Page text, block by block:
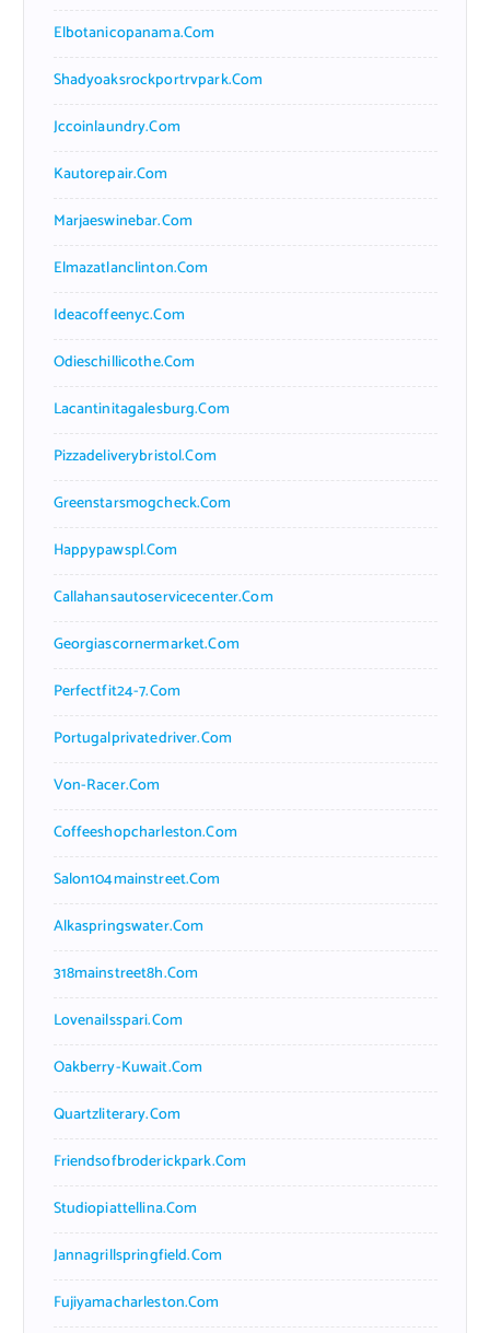
Elbotanicopanama.com
Shadyoaksrockportrvpark.com
Jccoinlaundry.com
Kautorepair.com
Marjaeswinebar.com
Elmazatlanclinton.com
Ideacoffeenyc.com
Odieschillicothe.com
Lacantinitagalesburg.com
Pizzadeliverybristol.com
Greenstarsmogcheck.com
Happypawspl.com
Callahansautoservicecenter.com
Georgiascornermarket.com
Perfectfit24-7.com
Portugalprivatedriver.com
Von-Racer.com
Coffeeshopcharleston.com
Salon104mainstreet.com
Alkaspringswater.com
318mainstreet8h.com
Lovenailsspari.com
Oakberry-Kuwait.com
Quartzliterary.com
Friendsofbroderickpark.com
Studiopiattellina.com
Jannagrillspringfield.com
Fujiyamacharleston.com